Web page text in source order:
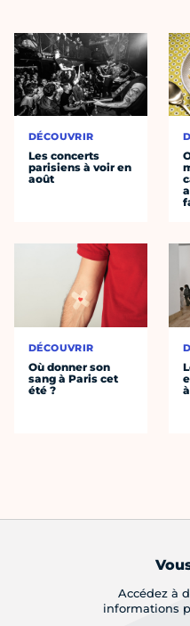
DÉCOUVRIR
Les concerts
parisiens à voir en
août
DÉCOUVRIR
Où donner son
sang à Paris cet
été ?
Accédez à
informations